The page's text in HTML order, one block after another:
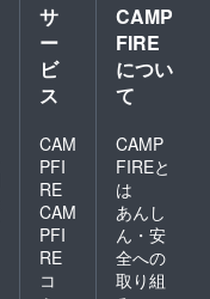
サ
ー
ビ
ス
CAM
PFI
RE
CAM
PFI
RE
コ
CAMP
FIRE
につい
て
CAMP
FIREと
は
あんし
ん・安
全への
取り組